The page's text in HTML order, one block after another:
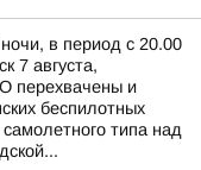
в период с 20.00
7 августа,
перехвачены и
беспилотных
типа над